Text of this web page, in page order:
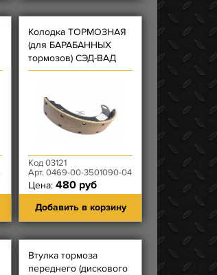
Колодка ТОРМОЗНАЯ
(для БАРАБАННЫХ
тормозов) СЭД-ВАД
Код 03121
Арт. 0469-00-3501090-04
Цена: 480 руб
Добавить в корзину
Втулка тормоза
переднего (дискового